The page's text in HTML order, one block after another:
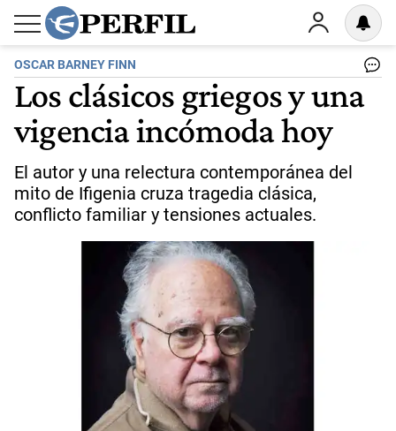
OSCAR BARNEY FINN
Los clásicos griegos y una
vigencia incómoda hoy
El autor y una relectura contemporánea del
mito de Ifigenia cruza tragedia clásica,
conflicto familiar y tensiones actuales.